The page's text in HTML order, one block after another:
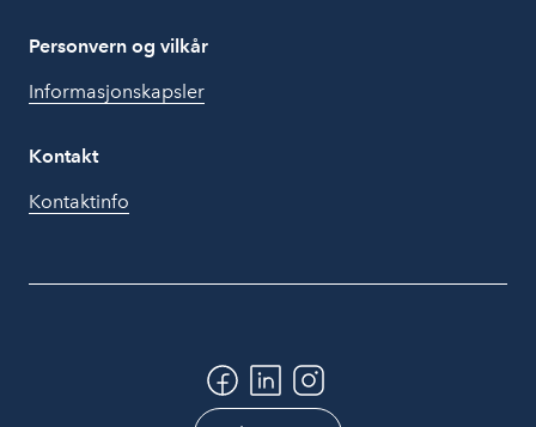
Personvern og vilkår
Informasjonskapsler
Kontakt
Kontaktinfo